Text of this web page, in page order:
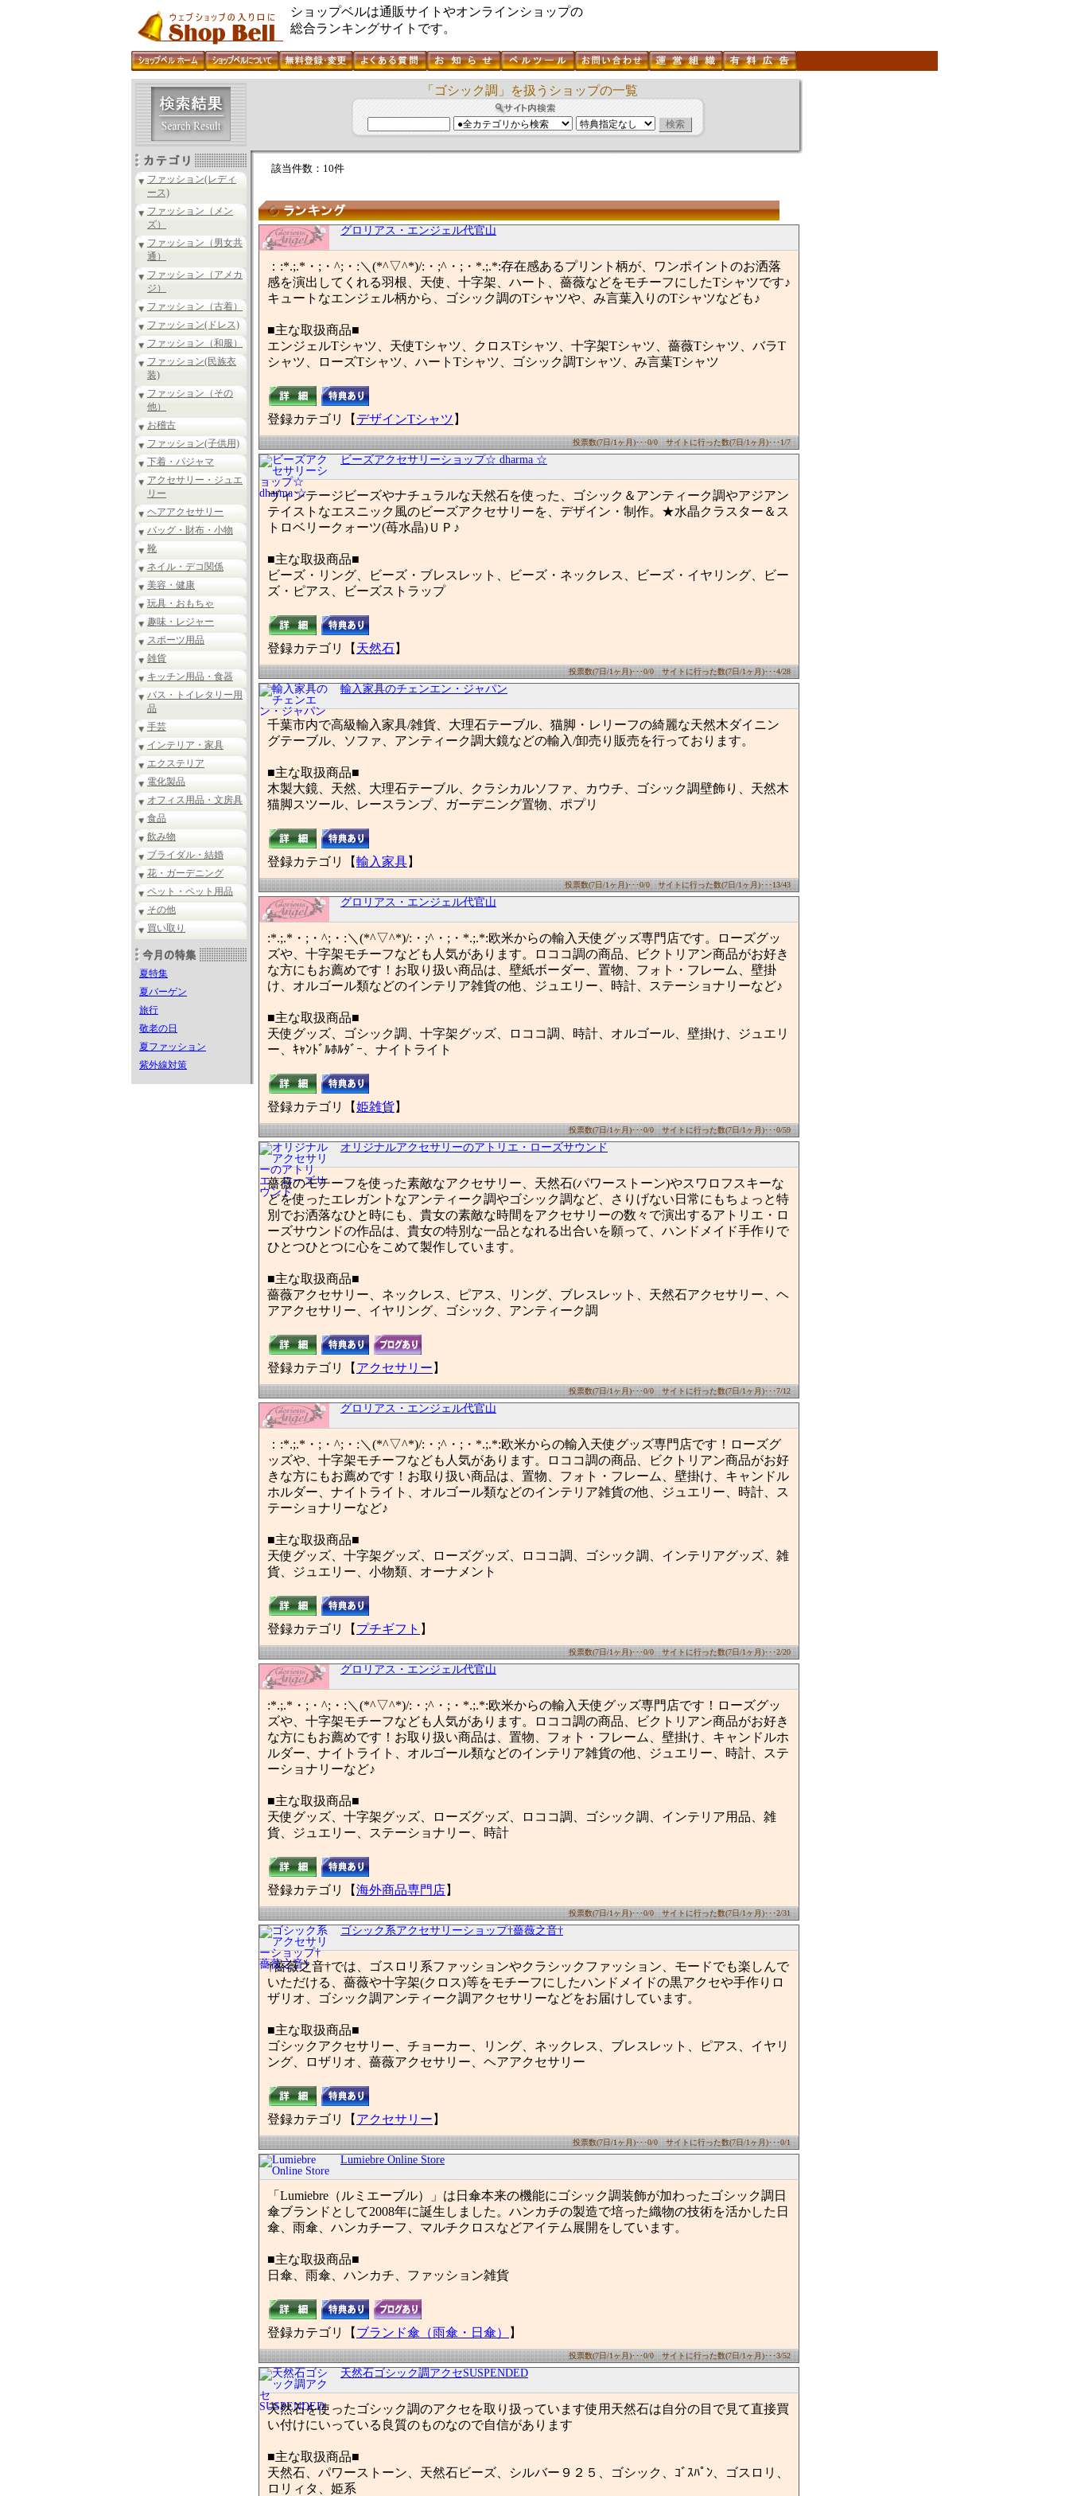
ショップベルは通販サイトやオンラインショップの
総合ランキングサイトです。
ファッション(レディ
ース)
ファッション（メン
ズ）
ファッション（男女共
通）
ファッション（アメカ
ジ）
ファッション（古着）
ファッション(ドレス)
ファッション（和服）
ファッション(民族衣
装)
ファッション（その
他）
お稽古
ファッション(子供用)
下着・パジャマ
アクセサリー・ジュエ
リー
ヘアアクセサリー
バッグ・財布・小物
靴
ネイル・デコ関係
美容・健康
玩具・おもちゃ
趣味・レジャー
スポーツ用品
雑貨
キッチン用品・食器
バス・トイレタリー用
品
手芸
インテリア・家具
エクステリア
電化製品
オフィス用品・文房具
食品
飲み物
ブライダル・結婚
花・ガーデニング
ペット・ペット用品
その他
買い取り
夏特集
夏バーゲン
旅行
敬老の日
夏ファッション
紫外線対策
「ゴシック調」を扱うショップの一覧
該当件数：10件
グロリアス・エンジェル代官山
：:*.;.*・;・^;・:＼(*^▽^*)/:・;^・;・*.;.*:存在感あるプリント柄が、ワンポイントのお洒落
感を演出してくれる羽根、天使、十字架、ハート、薔薇などをモチーフにしたTシャツです♪
キュートなエンジェル柄から、ゴシック調のTシャツや、み言葉入りのTシャツなども♪
■主な取扱商品■
エンジェルTシャツ、天使Tシャツ、クロスTシャツ、十字架Tシャツ、薔薇Tシャツ、バラT
シャツ、ローズTシャツ、ハートTシャツ、ゴシック調Tシャツ、み言葉Tシャツ
登録カテゴリ【 デザインTシャツ 】
投票数(7日/1ヶ月)･･･0/0 サイトに行った数(7日/1ヶ月)･･･1/7
ビーズアクセサリーショップ☆ dharma ☆
ヴィンテージビーズやナチュラルな天然石を使った、ゴシック＆アンティーク調やアジアン
テイストなエスニック風のビーズアクセサリーを、デザイン・制作。★水晶クラスター＆ス
トロベリークォーツ(苺水晶)ＵＰ♪
■主な取扱商品■
ビーズ・リング、ビーズ・ブレスレット、ビーズ・ネックレス、ビーズ・イヤリング、ビー
ズ・ピアス、ビーズストラップ
登録カテゴリ【 天然石 】
投票数(7日/1ヶ月)･･･0/0 サイトに行った数(7日/1ヶ月)･･･4/28
輸入家具のチェンエン・ジャパン
千葉市内で高級輸入家具/雑貨、大理石テーブル、猫脚・レリーフの綺麗な天然木ダイニン
グテーブル、ソファ、アンティーク調大鏡などの輸入/卸売り販売を行っております。
■主な取扱商品■
木製大鏡、天然、大理石テーブル、クラシカルソファ、カウチ、ゴシック調壁飾り、天然木
猫脚スツール、レースランプ、ガーデニング置物、ポプリ
登録カテゴリ【輸入家具】
投票数(7日/1ヶ月)･･･0/0 サイトに行った数(7日/1ヶ月)･･･13/43
グロリアス・エンジェル代官山
:*.;.*・;・^;・:＼(*^▽^*)/:・;^・;・*.;.*:欧米からの輸入天使グッズ専門店です。ローズグッ
ズや、十字架モチーフなども人気があります。ロココ調の商品、ビクトリアン商品がお好き
な方にもお薦めです！お取り扱い商品は、壁紙ボーダー、置物、フォト・フレーム、壁掛
け、オルゴール類などのインテリア雑貨の他、ジュエリー、時計、ステーショナリーなど♪
■主な取扱商品■
天使グッズ、ゴシック調、十字架グッズ、ロココ調、時計、オルゴール、壁掛け、ジュエリ
ー、ｷｬﾝﾄﾞﾙﾎﾙﾀﾞｰ、ナイトライト
登録カテゴリ【姫雑貨】
投票数(7日/1ヶ月)･･･0/0 サイトに行った数(7日/1ヶ月)･･･0/59
オリジナルアクセサリーのアトリエ・ローズサウンド
薔薇のモチーフを使った素敵なアクセサリー、天然石(パワーストーン)やスワロフスキーな
どを使ったエレガントなアンティーク調やゴシック調など、さりげない日常にもちょっと特
別でお洒落なひと時にも、貴女の素敵な時間をアクセサリーの数々で演出するアトリエ・ロ
ーズサウンドの作品は、貴女の特別な一品となれる出合いを願って、ハンドメイド手作りで
ひとつひとつに心をこめて製作しています。
■主な取扱商品■
薔薇アクセサリー、ネックレス、ピアス、リング、ブレスレット、天然石アクセサリー、ヘ
アアクセサリー、イヤリング、ゴシック、アンティーク調
登録カテゴリ【 アクセサリー 】
投票数(7日/1ヶ月)･･･0/0 サイトに行った数(7日/1ヶ月)･･･7/12
グロリアス・エンジェル代官山
：:*.;.*・;・^;・:＼(*^▽^*)/:・;^・;・*.;.*:欧米からの輸入天使グッズ専門店です！ローズグ
ッズや、十字架モチーフなども人気があります。ロココ調の商品、ビクトリアン商品がお好
きな方にもお薦めです！お取り扱い商品は、置物、フォト・フレーム、壁掛け、キャンドル
ホルダー、ナイトライト、オルゴール類などのインテリア雑貨の他、ジュエリー、時計、ス
テーショナリーなど♪
■主な取扱商品■
天使グッズ、十字架グッズ、ローズグッズ、ロココ調、ゴシック調、インテリアグッズ、雑
貨、ジュエリー、小物類、オーナメント
登録カテゴリ【 プチギフト 】
投票数(7日/1ヶ月)･･･0/0 サイトに行った数(7日/1ヶ月)･･･2/20
グロリアス・エンジェル代官山
:*.;.*・;・^;・:＼(*^▽^*)/:・;^・;・*.;.*:欧米からの輸入天使グッズ専門店です！ローズグッ
ズや、十字架モチーフなども人気があります。ロココ調の商品、ビクトリアン商品がお好き
な方にもお薦めです！お取り扱い商品は、置物、フォト・フレーム、壁掛け、キャンドルホ
ルダー、ナイトライト、オルゴール類などのインテリア雑貨の他、ジュエリー、時計、ステ
ーショナリーなど♪
■主な取扱商品■
天使グッズ、十字架グッズ、ローズグッズ、ロココ調、ゴシック調、インテリア用品、雑
貨、ジュエリー、ステーショナリー、時計
登録カテゴリ【海外商品専門店 】
投票数(7日/1ヶ月)･･･0/0 サイトに行った数(7日/1ヶ月)･･･2/31
ゴシック系アクセサリーショップ†薔薇之音†
†薔薇之音†では、ゴスロリ系ファッションやクラシックファッション、モードでも楽しんで
いただける、薔薇や十字架(クロス)等をモチーフにしたハンドメイドの黒アクセや手作りロ
ザリオ、ゴシック調アンティーク調アクセサリーなどをお届けしています。
■主な取扱商品■
ゴシックアクセサリー、チョーカー、リング、ネックレス、ブレスレット、ピアス、イヤリ
ング、ロザリオ、薔薇アクセサリー、ヘアアクセサリー
登録カテゴリ【 アクセサリー 】
投票数(7日/1ヶ月)･･･0/0 サイトに行った数(7日/1ヶ月)･･･0/1
Lumiebre Online Store
「Lumiebre（ルミエーブル）」は日傘本来の機能にゴシック調装飾が加わったゴシック調日
傘ブランドとして2008年に誕生しました。ハンカチの製造で培った織物の技術を活かした日
傘、雨傘、ハンカチーフ、マルチクロスなどアイテム展開をしています。
■主な取扱商品■
日傘、雨傘、ハンカチ、ファッション雑貨
登録カテゴリ【 ブランド傘（雨傘・日傘） 】
投票数(7日/1ヶ月)･･･0/0 サイトに行った数(7日/1ヶ月)･･･3/52
天然石ゴシック調アクセSUSPENDED
天然石を使ったゴシック調のアクセを取り扱っています使用天然石は自分の目で見て直接買
い付けにいっている良質のものなので自信があります
■主な取扱商品■
天然石、パワーストーン、天然石ビーズ、シルバー９２５、ゴシック、ｺﾞｽﾊﾟﾝ、ゴスロリ、
ロリィタ、姫系